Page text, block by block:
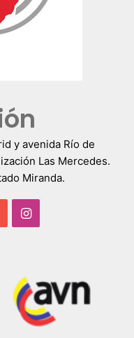
y avenida Río de
Las Mercedes.
Miranda.
YouTubeInstagram